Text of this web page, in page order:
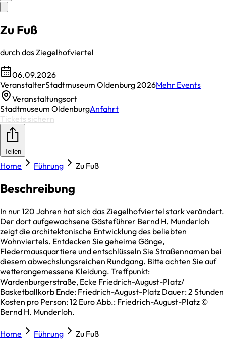
Zu Fuß
durch das Ziegelhofviertel
06.09.2026
VeranstalterStadtmuseum Oldenburg 2026Mehr Events
Veranstaltungsort
Stadtmuseum OldenburgAnfahrt
Tickets sichern
Teilen
Home Führung Zu Fuß
Beschreibung
In nur 120 Jahren hat sich das Ziegelhofviertel stark verändert.
Der dort aufgewachsene Gästeführer Bernd H. Munderloh
zeigt die architektonische Entwicklung des beliebten
Wohnviertels. Entdecken Sie geheime Gänge,
Fledermausquartiere und entschlüsseln Sie Straßennamen bei
diesem abwechslungsreichen Rundgang. Bitte achten Sie auf
wetterangemessene Kleidung. Treffpunkt:
Wardenburgerstraße, Ecke Friedrich-August-Platz/
Basketballkorb Ende: Friedrich-August-Platz Dauer: 2 Stunden
Kosten pro Person: 12 Euro Abb.: Friedrich-August-Platz ©
Bernd H. Munderloh.
Home Führung Zu Fuß